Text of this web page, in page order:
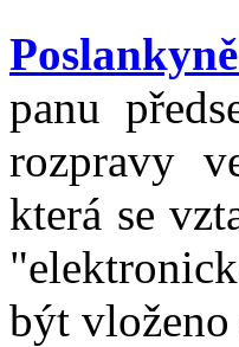
panu
rozpravy
která se
být